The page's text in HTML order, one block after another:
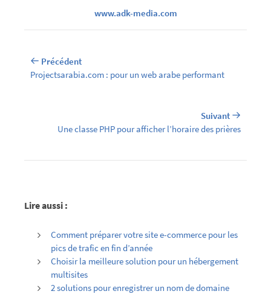
www.adk-media.com
Précédent
Projectsarabia.com : pour un web arabe performant
Suivant
Une classe PHP pour afficher l’horaire des prières
Lire aussi :
Comment préparer votre site e-commerce pour les
pics de trafic en fin d’année
Choisir la meilleure solution pour un hébergement
multisites
2 solutions pour enregistrer un nom de domaine